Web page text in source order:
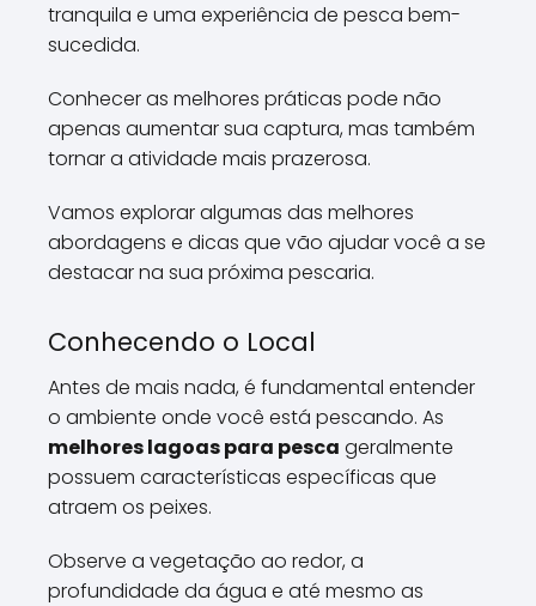
tranquila e uma experiência de pesca bem-
sucedida.
Conhecer as melhores práticas pode não
apenas aumentar sua captura, mas também
tornar a atividade mais prazerosa.
Vamos explorar algumas das melhores
abordagens e dicas que vão ajudar você a se
destacar na sua próxima pescaria.
Conhecendo o Local
Antes de mais nada, é fundamental entender
o ambiente onde você está pescando. As
melhores lagoas para pesca geralmente
possuem características específicas que
atraem os peixes.
Observe a vegetação ao redor, a
profundidade da água e até mesmo as